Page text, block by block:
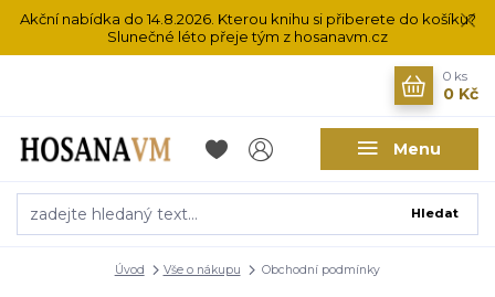
Akční nabídka do 14.8.2026. Kterou knihu si přiberete do košíku?
Slunečné léto přeje tým z hosanavm.cz
Menu
Hledat
0 ks
0 Kč
Úvod Vše o nákupu Obchodní podmínky